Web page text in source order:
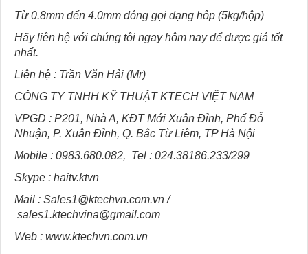
Từ 0.8mm đến 4.0mm đóng gọi dạng hôp (5kg/hộp)
Hãy liên hệ với chúng tôi ngay hôm nay để được giá tốt
nhất.
Liên hệ : Trần Văn Hải (Mr)
CÔNG TY TNHH KỸ THUẬT KTECH VIỆT NAM
VPGD : P201, Nhà A, KĐT Mới Xuân Đỉnh, Phố Đỗ
Nhuận, P. Xuân Đỉnh, Q. Bắc Từ Liêm, TP Hà Nội
Mobile : 0983.680.082, Tel : 024.38186.233/299
Skype : haitv.ktvn
Mail : Sales1@ktechvn.com.vn /
sales1.ktechvina@gmail.com
Web : www.ktechvn.com.vn